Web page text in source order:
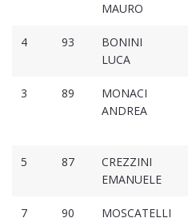
MAURO
4 93
BONINI
LUCA
3 89
MONACI
ANDREA
5 87
CREZZINI
EMANUELE
7 90
MOSCATELLI